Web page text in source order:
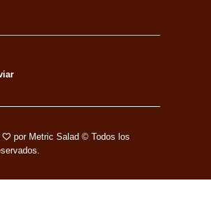
por Metric Salad © Todos los